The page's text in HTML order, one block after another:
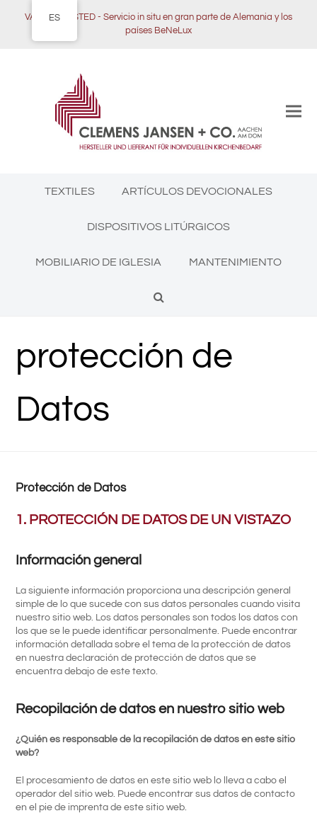
VAMOS A USTED - Servicio in situ en gran parte de Alemania y los
países BeNeLux
TEXTILES ARTÍCULOS DEVOCIONALES
DISPOSITIVOS LITÚRGICOS
MOBILIARIO DE IGLESIA MANTENIMIENTO
protección de
Datos
Protección de Datos
1. PROTECCIÓN DE DATOS DE UN VISTAZO
Información general
La siguiente información proporciona una descripción general
simple de lo que sucede con sus datos personales cuando visita
nuestro sitio web. Los datos personales son todos los datos con
los que se le puede identificar personalmente. Puede encontrar
información detallada sobre el tema de la protección de datos
en nuestra declaración de protección de datos que se
encuentra debajo de este texto.
Recopilación de datos en nuestro sitio web
¿Quién es responsable de la recopilación de datos en este sitio
web?
El procesamiento de datos en este sitio web lo lleva a cabo el
operador del sitio web. Puede encontrar sus datos de contacto
en el pie de imprenta de este sitio web.
ES